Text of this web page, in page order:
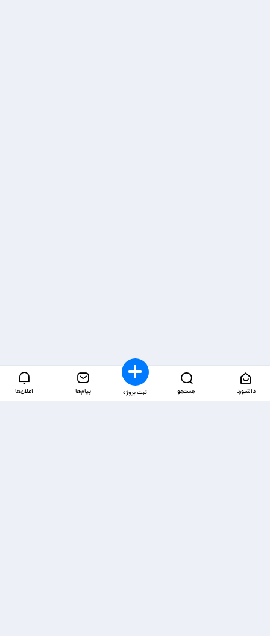
داشبورد جستجو ثبت پروژه پیام‌ها اعلان‌ها